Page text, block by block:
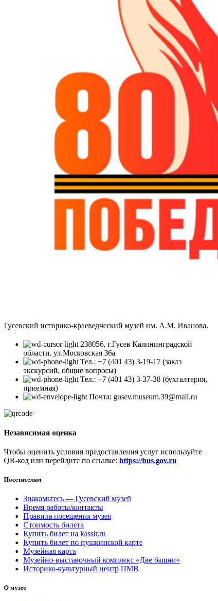
Гусевский историко-краеведческий музей им. А.М. Иванова.
238056, г.Гусев Калининградской
области, ул.Московская 36а
Тел.: +7 (401 43) 3-19-17 (заказ
экскурсий, общие вопросы)
Тел.: +7 (401 43) 3-37-38 (бухгалтерия,
приемная)
Почта: gusev.museum.39@mail.ru
Независимая оценка
Чтобы оценить условия предоставления услуг используйте
QR-код или перейдите по ссылке: https://bus.gov.ru
Посетителям
Знакомьтесь — Гусевский музей
Время работы/контакты
Правила посещения музея
Стоимость билета
Купить билет на kassir.ru
Купить билет по пушкинской карте
Музейная карта
Музейно-выставочный комплекс «Две башни»
Историко-культурный центр ПМВ
О музее